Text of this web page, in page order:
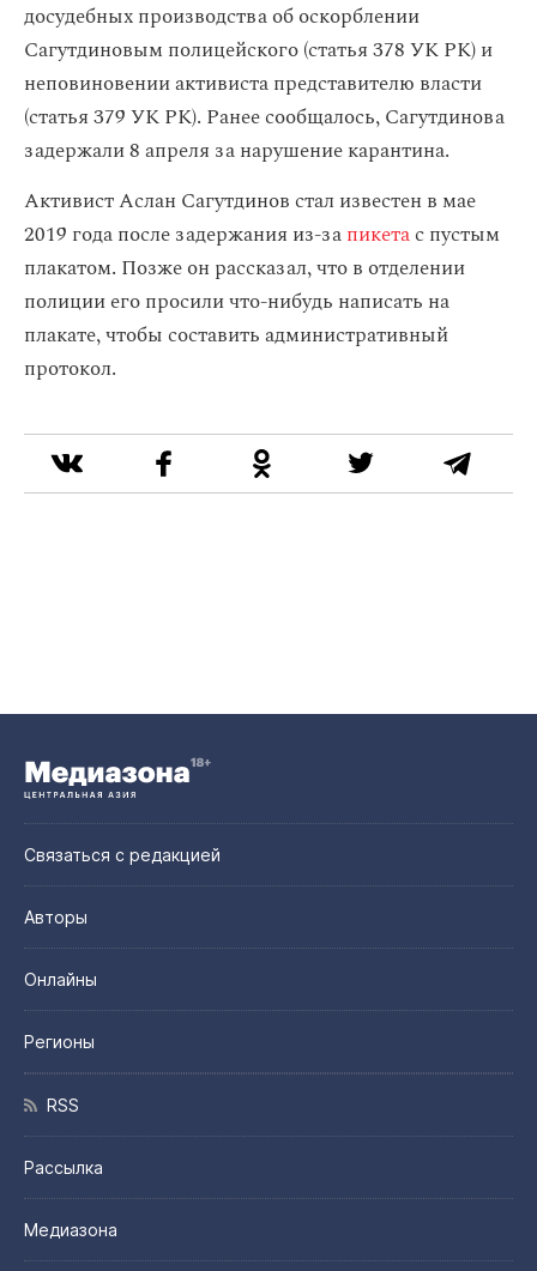
досудебных производства об оскорблении
Сагутдиновым полицейского (статья 378 УК РК) и
неповиновении активиста представителю власти
(статья 379 УК РК). Ранее сообщалось, Сагутдинова
задержали 8 апреля за нарушение карантина.
Активист Аслан Сагутдинов стал известен в мае
2019 года после задержания из-запикетас пустым
плакатом. Позже он рассказал, что в отделении
полиции его просили что-нибудь написать на
плакате, чтобы составить административный
протокол.
Связаться с редакцией
Авторы
Онлайны
Регионы
RSS
Рассылка
Медиазона